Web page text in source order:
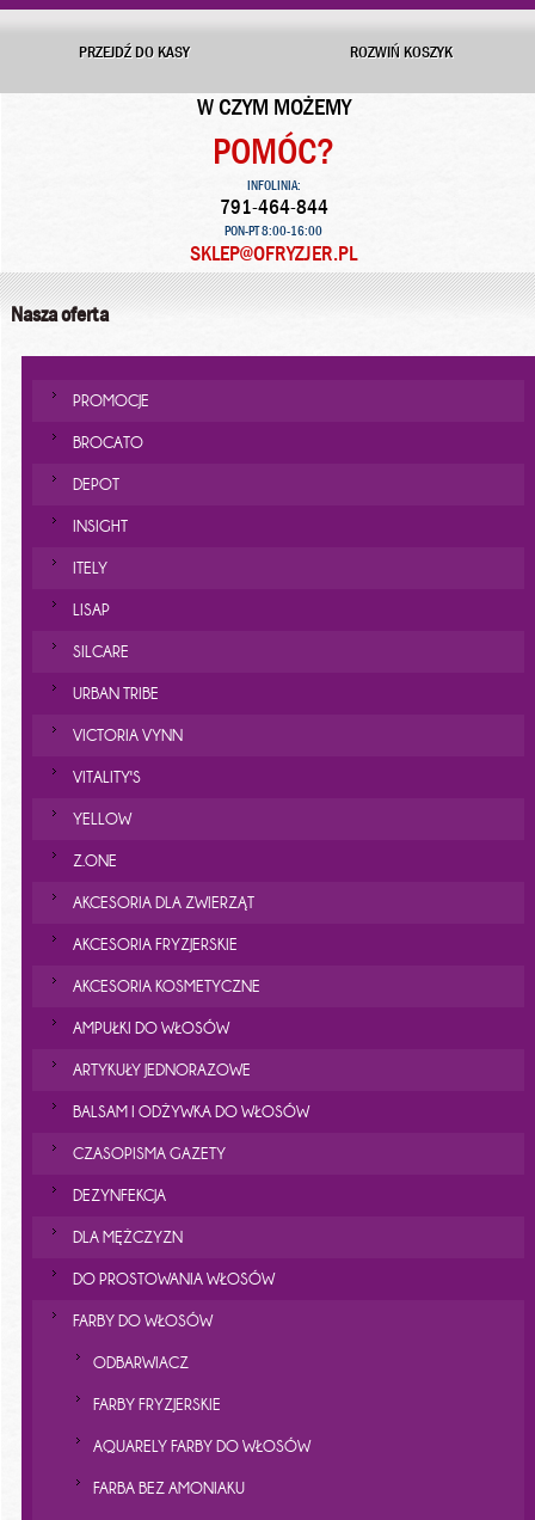
PRZEJDŹ DO KASY ROZWIŃ KOSZYK
W CZYM MOŻEMY
POMÓC?
INFOLINIA:
791-464-844
PON-PT 8:00-16:00
SKLEP@OFRYZJER.PL
Nasza oferta
PROMOCJE
BROCATO
DEPOT
INSIGHT
ITELY
LISAP
SILCARE
URBAN TRIBE
VICTORIA VYNN
VITALITY'S
YELLOW
Z.ONE
AKCESORIA DLA ZWIERZĄT
AKCESORIA FRYZJERSKIE
AKCESORIA KOSMETYCZNE
AMPUŁKI DO WŁOSÓW
ARTYKUŁY JEDNORAZOWE
BALSAM I ODŻYWKA DO WŁOSÓW
CZASOPISMA GAZETY
DEZYNFEKCJA
DLA MĘŻCZYZN
DO PROSTOWANIA WŁOSÓW
FARBY DO WŁOSÓW
ODBARWIACZ
FARBY FRYZJERSKIE
AQUARELY FARBY DO WŁOSÓW
FARBA BEZ AMONIAKU